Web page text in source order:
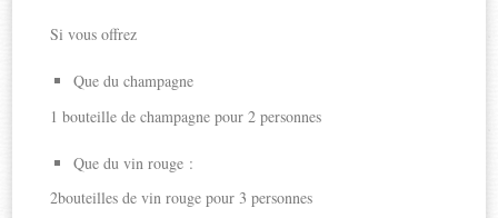
Si vous offrez
Que du champagne
1 bouteille de champagne pour 2 personnes
Que du vin rouge :
2bouteilles de vin rouge pour 3 personnes